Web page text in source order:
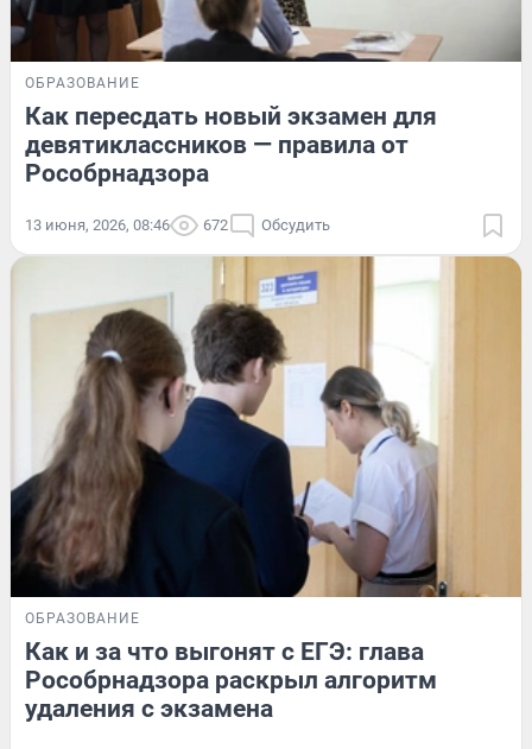
ОБРАЗОВАНИЕ
Как пересдать новый экзамен для
девятиклассников — правила от
Рособрнадзора
13 июня, 2026, 08:46 672 Обсудить
ОБРАЗОВАНИЕ
Как и за что выгонят с ЕГЭ: глава
Рособрнадзора раскрыл алгоритм
удаления с экзамена